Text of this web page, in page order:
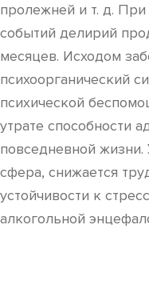
пролежней и т. д. При
событий делирий
месяцев. Исходом
психоорганический
психической
утрате способности
повседневной жизни.
сфера, снижается
устойчивости к
алкогольной